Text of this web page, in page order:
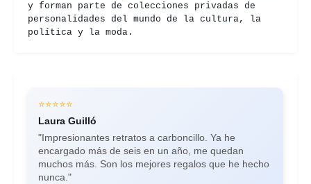
y forman parte de colecciones privadas de
personalidades del mundo de la cultura, la
política y la moda.
⭐⭐⭐⭐⭐
Laura Guilló
"Impresionantes retratos a carboncillo. Ya he
encargado más de seis en un año, me quedan
muchos más. Son los mejores regalos que he hecho
nunca."